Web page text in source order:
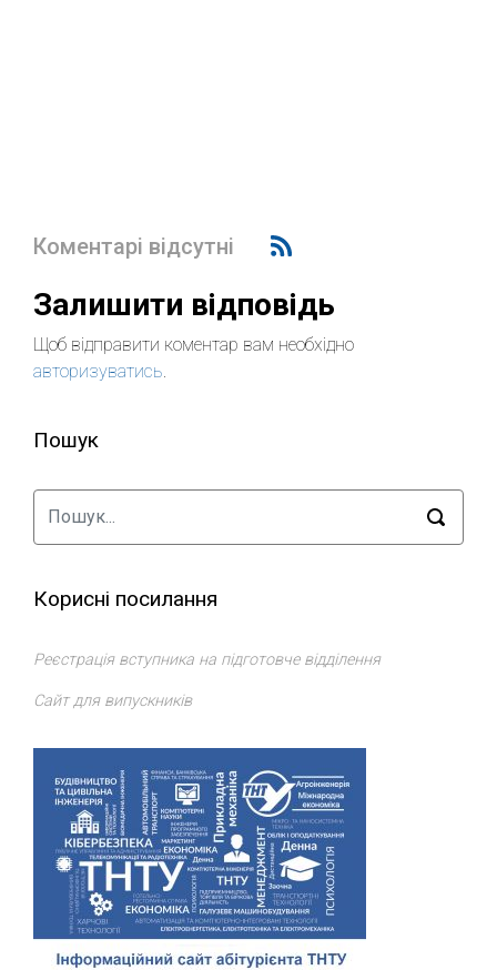
Коментарі відсутні
Залишити відповідь
Щоб відправити коментар вам необхідно
авторизуватись.
Пошук
Корисні посилання
Реєстрація вступника на підготовче відділення
Сайт для випускників